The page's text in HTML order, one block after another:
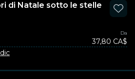
di Natale sotto le stelle
Da
37,80 CA$